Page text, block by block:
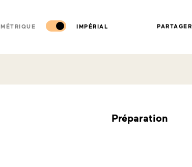
MÉTRIQUE IMPÉRIAL PARTAGER
Préparation